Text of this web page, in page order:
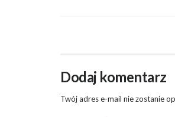
Dodaj komentarz
Twój adres e-mail nie zostanie